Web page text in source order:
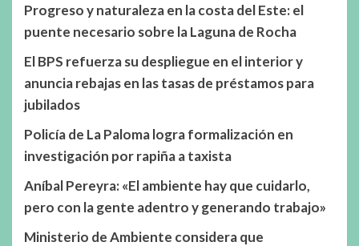
Progreso y naturaleza en la costa del Este: el
puente necesario sobre la Laguna de Rocha
El BPS refuerza su despliegue en el interior y
anuncia rebajas en las tasas de préstamos para
jubilados
Policía de La Paloma logra formalización en
investigación por rapiña a taxista
Aníbal Pereyra: «El ambiente hay que cuidarlo,
pero con la gente adentro y generando trabajo»
Ministerio de Ambiente considera que